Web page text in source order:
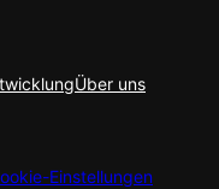
Über uns
Einstellungen